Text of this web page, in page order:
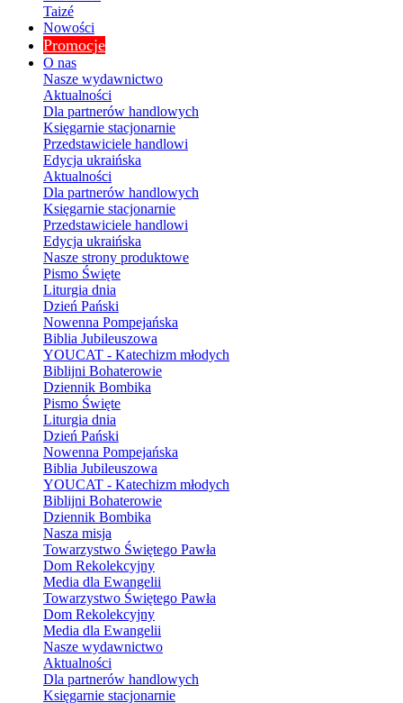
Taizé
Nowości
Promocje
O nas
Nasze wydawnictwo
Aktualności
Dla partnerów handlowych
Księgarnie stacjonarnie
Przedstawiciele handlowi
Edycja ukraińska
Aktualności
Dla partnerów handlowych
Księgarnie stacjonarnie
Przedstawiciele handlowi
Edycja ukraińska
Nasze strony produktowe
Pismo Święte
Liturgia dnia
Dzień Pański
Nowenna Pompejańska
Biblia Jubileuszowa
YOUCAT - Katechizm młodych
Biblijni Bohaterowie
Dziennik Bombika
Pismo Święte
Liturgia dnia
Dzień Pański
Nowenna Pompejańska
Biblia Jubileuszowa
YOUCAT - Katechizm młodych
Biblijni Bohaterowie
Dziennik Bombika
Nasza misja
Towarzystwo Świętego Pawła
Dom Rekolekcyjny
Media dla Ewangelii
Towarzystwo Świętego Pawła
Dom Rekolekcyjny
Media dla Ewangelii
Nasze wydawnictwo
Aktualności
Dla partnerów handlowych
Księgarnie stacjonarnie